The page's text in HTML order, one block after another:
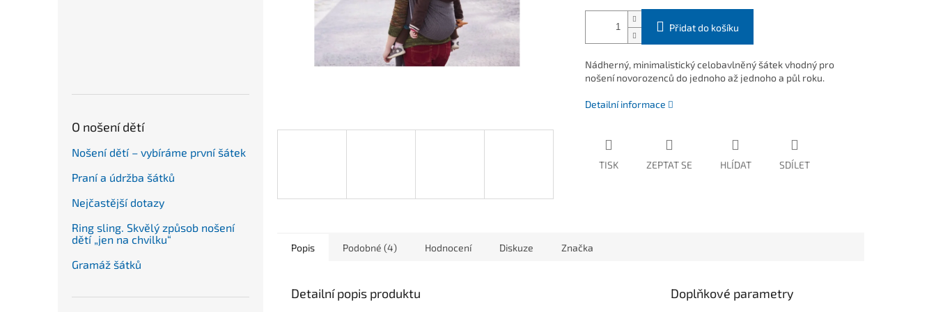
O nošení dětí
Nošení dětí – vybíráme první šátek
Praní a údržba šátků
Nejčastější dotazy
Ring sling. Skvělý způsob nošení
dětí „jen na chvilku“
Gramáž šátků
Přidat do košíku
Nádherný, minimalistický celobavlněný šátek vhodný pro
nošení novorozenců do jednoho až jednoho a půl roku.
Detailní informace
TISK ZEPTAT SE HLÍDAT SDÍLET
Popis Podobné (4) Hodnocení Diskuze Značka
Detailní popis produktu Doplňkové parametry